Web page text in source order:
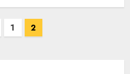
1 2